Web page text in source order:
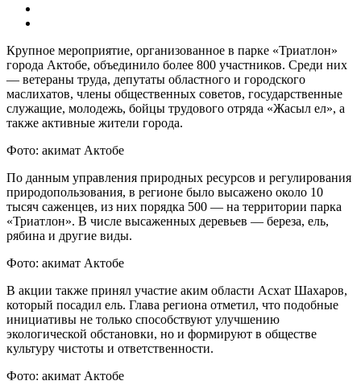
Крупное мероприятие, организованное в парке «Триатлон»
города Актобе, объединило более 800 участников. Среди них
— ветераны труда, депутаты областного и городского
маслихатов, члены общественных советов, государственные
служащие, молодежь, бойцы трудового отряда «Жасыл ел», а
также активные жители города.
Фото: акимат Актобе
По данным управления природных ресурсов и регулирования
природопользования, в регионе было высажено около 10
тысяч саженцев, из них порядка 500 — на территории парка
«Триатлон». В числе высаженных деревьев — береза, ель,
рябина и другие виды.
Фото: акимат Актобе
В акции также принял участие аким области Асхат Шахаров,
который посадил ель. Глава региона отметил, что подобные
инициативы не только способствуют улучшению
экологической обстановки, но и формируют в обществе
культуру чистоты и ответственности.
Фото: акимат Актобе